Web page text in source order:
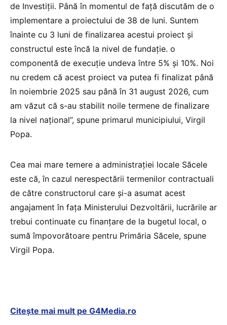
de Investiții. Până în momentul de față discutăm de o
implementare a proiectului de 38 de luni. Suntem
înainte cu 3 luni de finalizarea acestui proiect și
constructul este încă la nivel de fundație. o
componentă de execuție undeva între 5% și 10%. Noi
nu credem că acest proiect va putea fi finalizat până
în noiembrie 2025 sau până în 31 august 2026, cum
am văzut că s-au stabilit noile termene de finalizare
la nivel național”, spune primarul municipiului, Virgil
Popa.
Cea mai mare temere a administrației locale Săcele
este că, în cazul nerespectării termenilor contractuali
de către constructorul care și-a asumat acest
angajament în fața Ministerului Dezvoltării, lucrările ar
trebui continuate cu finanțare de la bugetul local, o
sumă împovorătoare pentru Primăria Săcele, spune
Virgil Popa.
Citește mai mult pe G4Media.ro